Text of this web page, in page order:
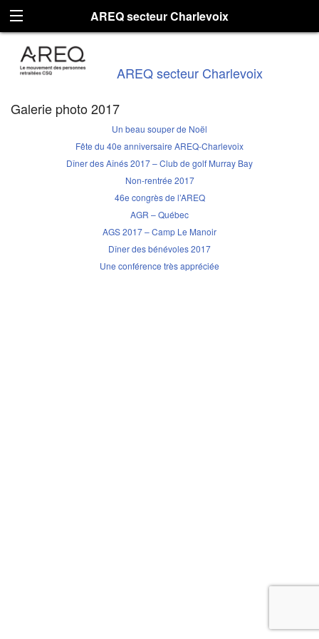
AREQ secteur Charlevoix
AREQ secteur Charlevoix
Galerie photo 2017
Un beau souper de Noël
Fête du 40e anniversaire AREQ-Charlevoix
Dîner des Aînés 2017 – Club de golf Murray Bay
Non-rentrée 2017
46e congrès de l’AREQ
AGR – Québec
AGS 2017 – Camp Le Manoir
Dîner des bénévoles 2017
Une conférence très appréciée